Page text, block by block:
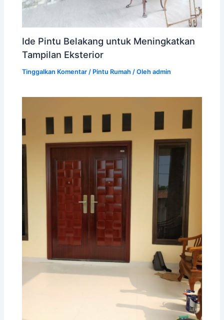
Ide Pintu Belakang untuk Meningkatkan
Tampilan Eksterior
Tinggalkan Komentar / Pintu Rumah / Olehadmin